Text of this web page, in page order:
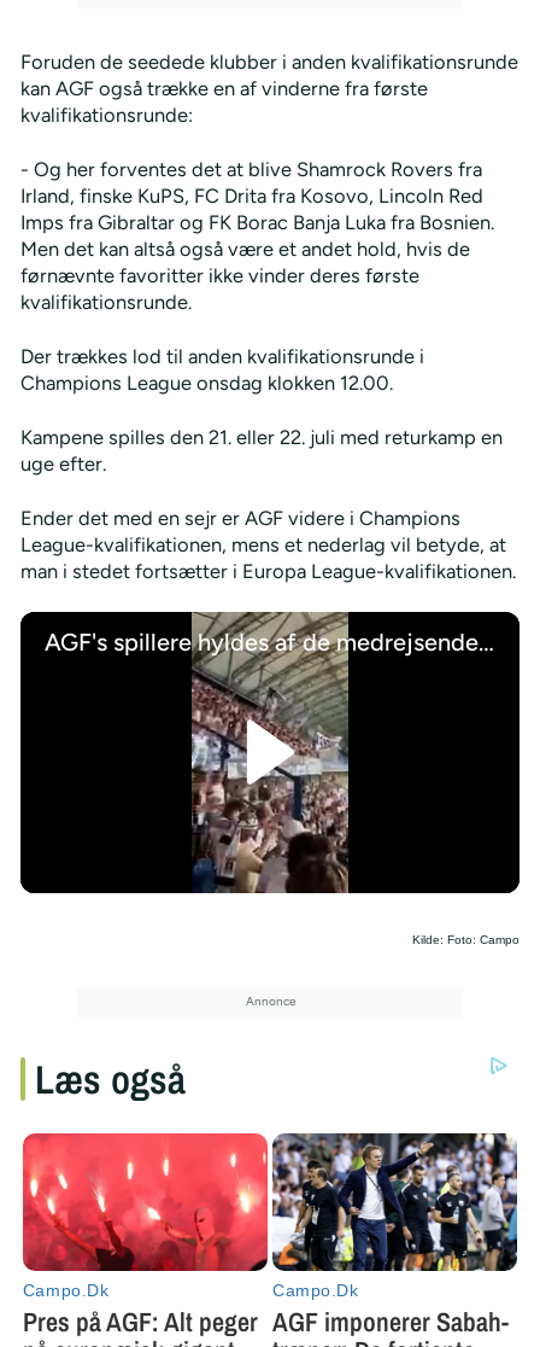
Foruden de seedede klubber i anden kvalifikationsrunde
kan AGF også trække en af vinderne fra første
kvalifikationsrunde:
- Og her forventes det at blive Shamrock Rovers fra
Irland, finske KuPS, FC Drita fra Kosovo, Lincoln Red
Imps fra Gibraltar og FK Borac Banja Luka fra Bosnien.
Men det kan altså også være et andet hold, hvis de
førnævnte favoritter ikke vinder deres første
kvalifikationsrunde.
Der trækkes lod til anden kvalifikationsrunde i
Champions League onsdag klokken 12.00.
Kampene spilles den 21. eller 22. juli med returkamp en
uge efter.
Ender det med en sejr er AGF videre i Champions
League-kvalifikationen, mens et nederlag vil betyde, at
man i stedet fortsætter i Europa League-kvalifikationen.
AGF's spillere hyldes af de medrejsende tilhængere efter miraklet i Poznan
/
Kilde: Foto: Campo